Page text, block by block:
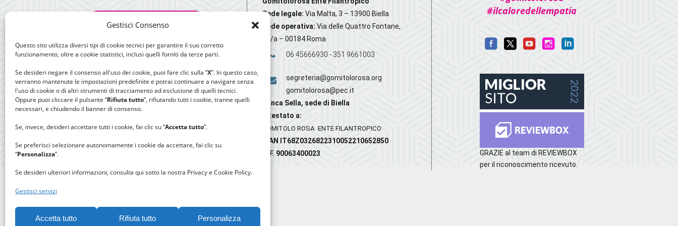
Gestisci Consenso
Questo sito utilizza diversi tipi di cookie tecnici per garantire il suo corretto
funzionamento, oltre a cookie statistici, inclusi quelli forniti da terze parti.
Se desideri negare il consenso all'uso dei cookie, puoi fare clic sulla “X”. In questo caso,
verranno mantenute le impostazioni predefinite e potrai continuare a navigare senza
l'uso di cookie o di altri strumenti di tracciamento ad esclusione di quelli tecnici.
Oppure puoi cliccare il pulsante “Rifiuta tutto”, rifiutando tutti i cookie, tranne quelli
necessari, e chiudendo il banner di consenso.
Se, invece, desideri accettare tutti i cookie, fai clic su “Accetta tutto”.
Se preferisci selezionare autonomamente i cookie da accettare, fai clic su
“Personalizza”.
Se desideri ulteriori informazioni, consulta qui sotto la nostra Privacy e Cookie Policy.
Gestisci servizi
Accetta tutto Rifiuta tutto Personalizza
Sede legale: Via Malta, 3 – 13900 Biella
Sede operativa: Via delle Quattro Fontane,
20/a – 00184 Roma
06 45666930 - 351 9661003
segreteria@gomitolorosa.org
gomitolorosa@pec.it
Banca Sella, sede di Biella
Intestato a:
GOMITOLO ROSA ENTE FILANTROPICO
IBAN IT68Z0326822310052210652850
C.F. 90063400023
#ilcaloredellempatia
GRAZIE al team di REVIEWBOX
per il riconoscimento ricevuto.